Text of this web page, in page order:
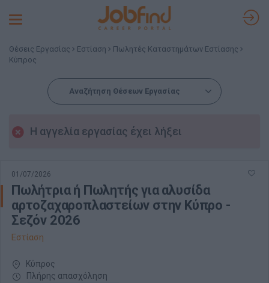
Toggle
Θέσεις Εργασίας Εστίαση
Πωλητές Καταστημάτων Εστίασης
Κύπρος
Αναζήτηση Θέσεων Εργασίας
Η αγγελία εργασίας έχει λήξει
01/07/2026
Πωλήτρια ή Πωλητής για αλυσίδα
αρτοζαχαροπλαστείων στην Κύπρο -
Σεζόν 2026
Εστίαση
Κύπρος
Πλήρης απασχόληση